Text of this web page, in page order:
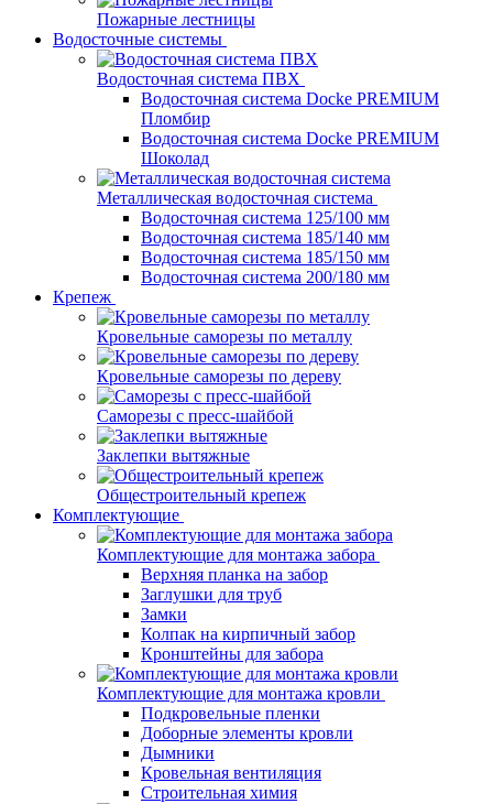
Пожарные лестницы
Водосточные системы
Водосточная система ПВХ
Водосточная система Docke PREMIUM
Пломбир
Водосточная система Docke PREMIUM
Шоколад
Металлическая водосточная система
Водосточная система 125/100 мм
Водосточная система 185/140 мм
Водосточная система 185/150 мм
Водосточная система 200/180 мм
Крепеж
Кровельные саморезы по металлу
Кровельные саморезы по дереву
Саморезы с пресс-шайбой
Заклепки вытяжные
Общестроительный крепеж
Комплектующие
Комплектующие для монтажа забора
Верхняя планка на забор
Заглушки для труб
Замки
Колпак на кирпичный забор
Кронштейны для забора
Комплектующие для монтажа кровли
Подкровельные пленки
Доборные элементы кровли
Дымники
Кровельная вентиляция
Строительная химия